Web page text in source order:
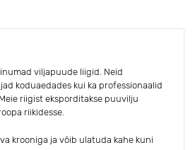
viljapuude liigid. Neid
koduaedades kui ka professionaalid
riigist eksporditakse puuvilju
riikidesse.
krooniga ja võib ulatuda kahe kuni